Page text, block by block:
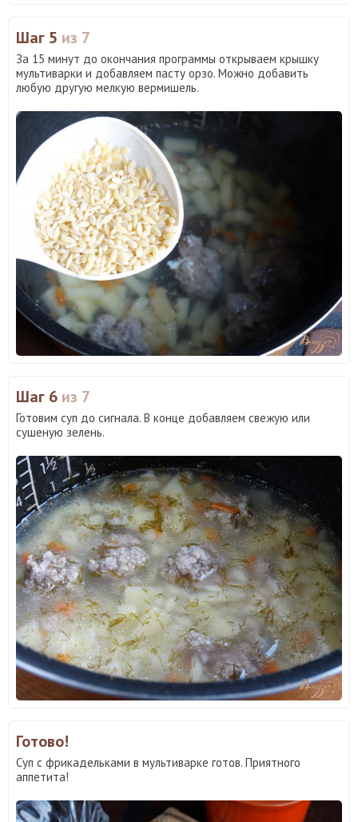
Шаг 5 из 7
За 15 минут до окончания программы открываем крышку
мультиварки и добавляем пасту орзо. Можно добавить
любую другую мелкую вермишель.
Шаг 6 из 7
Готовим суп до сигнала. В конце добавляем свежую или
сушеную зелень.
Готово!
Суп с фрикадельками в мультиварке готов. Приятного
аппетита!